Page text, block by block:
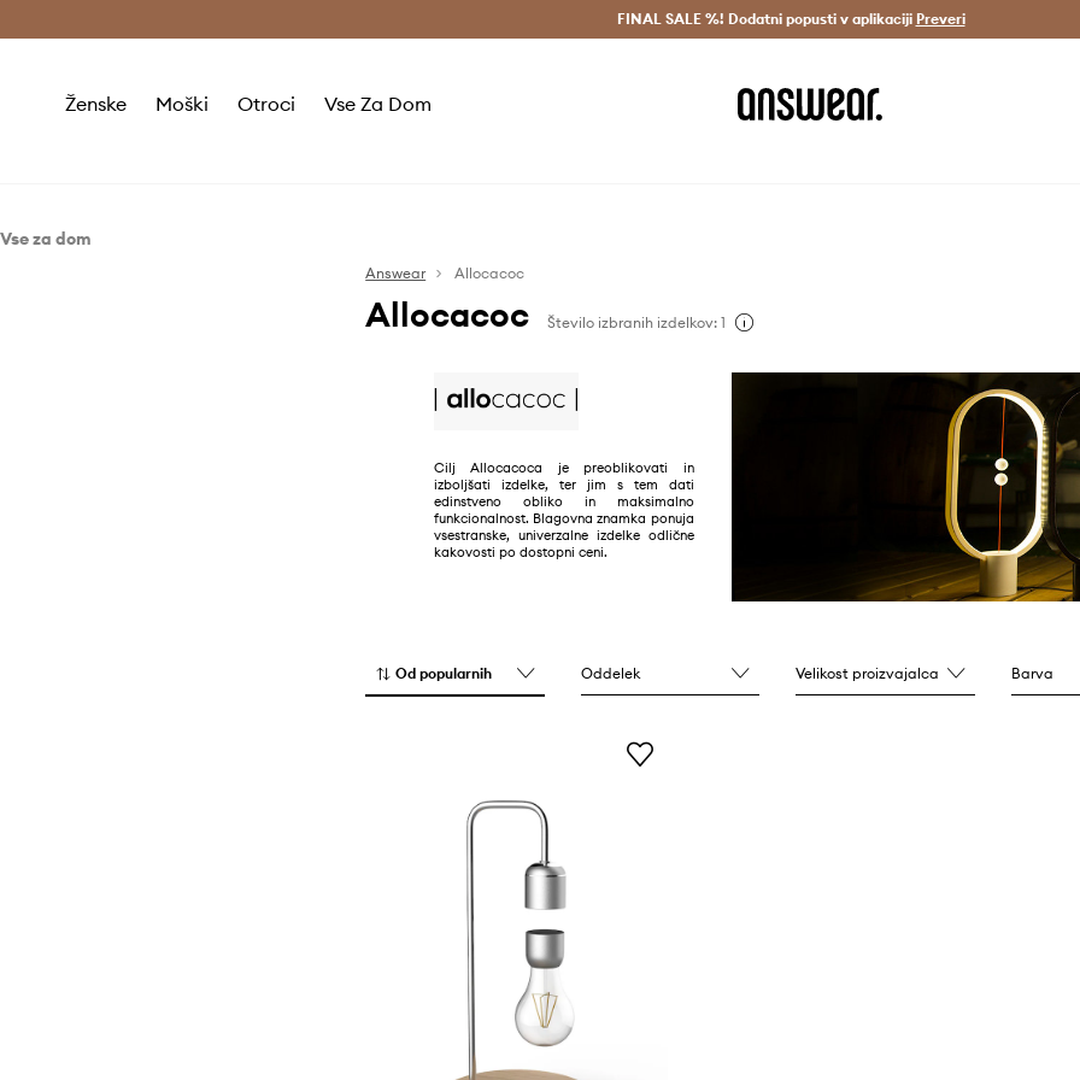
Dostava v 3 dneh > Prihrani z vpisom v Answear Club >
FINAL SALE %! Dodatni popusti v aplikaciji Preveri
Ženske Moški Otroci Vse Za Dom
Vse za dom
Answear Allocacoc
Allocacoc Število izbranih izdelkov: 1
Cilj Allocacoca je preoblikovati in
izboljšati izdelke, ter jim s tem dati
edinstveno obliko in maksimalno
funkcionalnost. Blagovna znamka ponuja
vsestranske, univerzalne izdelke odlične
kakovosti po dostopni ceni.
Od popularnih Oddelek Velikost proizvajalca Barva